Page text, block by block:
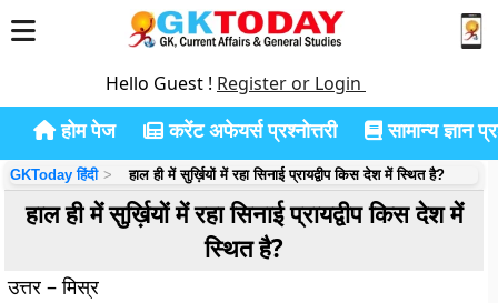
Hello Guest ! Register or Login
होम पेज करेंट अफेयर्स प्रश्नोत्तरी सामान्य ज्ञान
GKToday हिंदी हाल ही में सुर्ख़ियों में रहा सिनाई प्रायद्वीप किस देश में स्थित है?
हाल ही में सुर्ख़ियों में रहा सिनाई प्रायद्वीप किस देश में
स्थित है?
उत्तर – मिस्र